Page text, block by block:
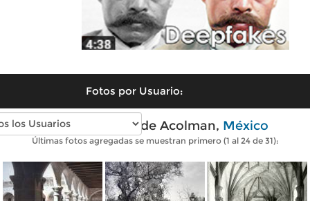
Fotos por Usuario:
Fotos antiguas de Acolman, México
Últimas fotos agregadas se muestran primero (1 al 24 de 31):